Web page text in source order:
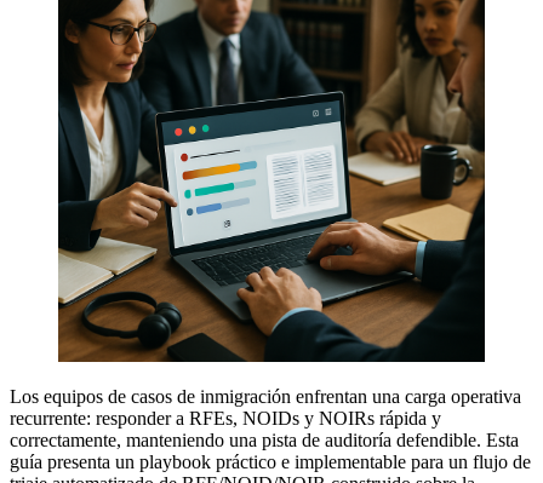
Los equipos de casos de inmigración enfrentan una carga operativa
recurrente: responder a RFEs, NOIDs y NOIRs rápida y
correctamente, manteniendo una pista de auditoría defendible. Esta
guía presenta un playbook práctico e implementable para un flujo de